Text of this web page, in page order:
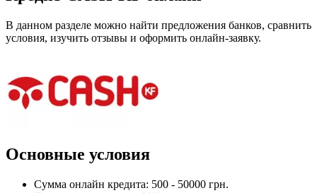
В данном разделе можно найти предложения банков, сравнить
условия, изучить отзывы и оформить онлайн-заявку.
Основные условия
Сумма онлайн кредита: 500 - 50000 грн.